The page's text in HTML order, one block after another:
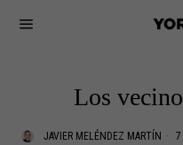
Los
JAVIER MELÉNDEZ MARTÍN 7